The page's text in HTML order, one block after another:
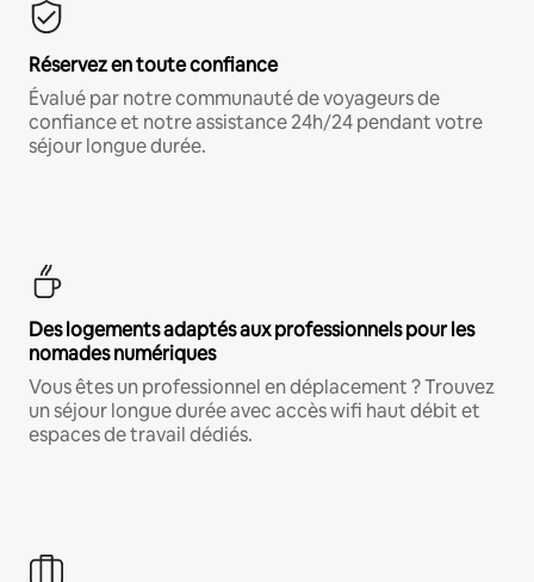
Réservez en toute confiance
Évalué par notre communauté de voyageurs de
confiance et notre assistance 24h/24 pendant votre
séjour longue durée.
Des logements adaptés aux professionnels pour les
nomades numériques
Vous êtes un professionnel en déplacement ? Trouvez
un séjour longue durée avec accès wifi haut débit et
espaces de travail dédiés.